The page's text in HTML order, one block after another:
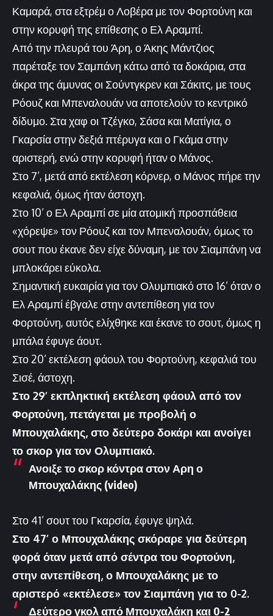
Καμαρά, στα εξτρέμ ο Λοβέρα με τον Φορτούνη και
στην κορυφή της επίθεσης ο Ελ Αραμπί.
Από την πλευρά του Άρη, ο Άκης Μάντζιος
παρέταξε τον Σαμπάνη κάτω από τα δοκάρια, στα
άκρα της άμυνας οι Σούντγκρεν και Σάκιτς, με τους
Ρόουζ και Μπεναλουάν να αποτελούν το κεντρικό
δίδυμο. Στα χαφ οι Τζέγκο, Σάσα και Ματίγια, ο
Γκαρσία στην δεξιά πτέρυγα και ο Γκάμα στην
αριστερή, ενώ στην κορυφή ήταν ο Μάνος.
Στο 7’, μετά από εκτέλεση κόρνερ, ο Μάνος πήρε την
κεφαλιά, όμως ήταν άστοχη.
Στο 10’ ο Ελ Αραμπί σε μία ατομική προσπάθεια
«χόρεψε» τον Ρόουζ και τον Μπεναλουάν, όμως το
σουτ που έκανε δεν είχε δύναμη, με τον Σιαμπάνη να
μπλοκάρει εύκολα.
Σημαντική ευκαιρία για τον Ολυμπιακό στο 16’ όταν ο
Ελ Αραμπί έβγαλε στην αντεπίθεση για τον
Φορτούνη, αυτός ελίχθηκε και έκανε το σουτ, όμως η
μπάλα έφυγε άουτ.
Στο 20’ εκτέλεση φάουλ του Φορτούνη, κεφαλιά του
Σισέ, άστοχη.
Στο 29’ εκπληκτική εκτέλεση φάουλ από τον
Φορτούνη, πετάγεται με προβολή ο
Μπουχαλάκης, στο δεύτερο δοκάρι και ανοίγει
το σκορ για τον Ολυμπιακό.
Ανοιξε το σκορ κόντρα στον Αρη ο
Μπουχαλάκης (video)
Στο 41’ σουτ του Γκαρσία, έφυγε ψηλά.
Στο 47’ ο Μπουχαλάκης σκόραρε για δεύτερη
φορά όταν μετά από σέντρα του Φορτούνη,
στην αντεπίθεση, ο Μπουχαλάκης με το
αριστερό «εκτέλεσε» τον Σιαμπάνη για το 0-2.
Δεύτερο γκολ από Μπουχαλάκη και 0-2